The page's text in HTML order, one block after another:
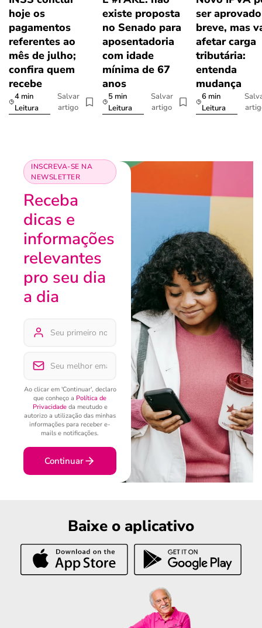
hoje os
pagamentos
referentes ao
mês de julho;
confira quem
recebe
4 min
Leitura
Salvar
artigo
existe proposta
no Senado para
aposentadoria
com idade
mínima de 67
anos
5 min
Leitura
Salvar
artigo
ser
breve, mas
afetar carga
tributária:
entenda
mudança
6 min
Leitura
INSCREVA-SE NA
NEWSLETTER
Receba
dicas e
informações
relevantes
pro seu dia
a dia
Ao clicar em 'Continuar', declaro
que conheço a Política de
Privacidadeda meutudo e
autorizo a utilização das minhas
informações para receber e-
mails e notificações.
Continuar
Baixe o aplicativo